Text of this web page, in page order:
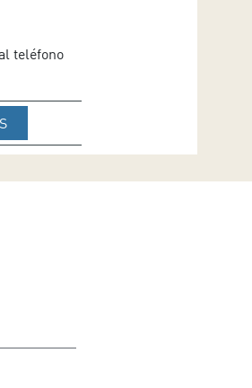
teléfono
IR A WEB DE VENTA DE TICKETS